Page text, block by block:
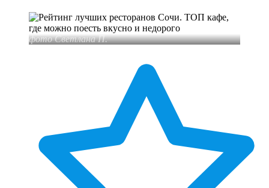
фото Светлана П.